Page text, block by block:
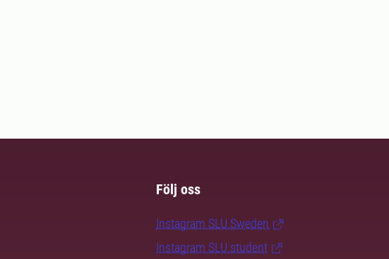
Följ oss
Instagram SLU.Sweden
Instagram SLU.student